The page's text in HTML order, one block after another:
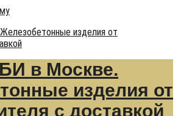
изделия от